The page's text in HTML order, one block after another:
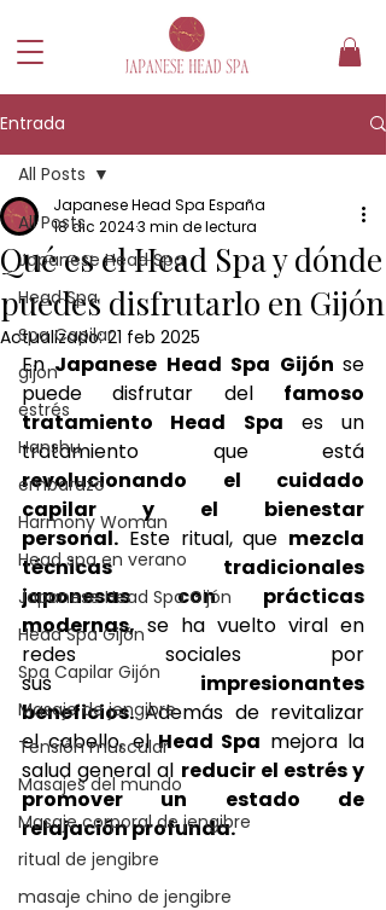
Entrada
All Posts
Japanese Head Spa
Head Spa
Spa Capilar
gijon
estrés
Hanshu
embarazo
Harmony Woman
Head spa en verano
Japanese Head Spa Gijón
Head Spa Gijón
Spa Capilar Gijón
Masaje de jengibre
Tensión muscular
Masajes del mundo
Masaje corporal de jengibre
ritual de jengibre
masaje chino de jengibre
All Posts
Qué es el Head Spa y dónde
puedes disfrutarlo en Gijón
Japanese Head Spa España
18 dic 20243 min de lectura
Actualizado:21 feb 2025
En Japanese Head Spa Gijón se
puede disfrutar del famoso
tratamiento Head Spa es un
revolucionando el cuidado
capilar y el bienestar
personal. Este ritual, que mezcla
técnicas tradicionales
japonesas con prácticas
modernas, se ha vuelto viral en
redes sociales por
sus impresionantes
beneficios. Además de revitalizar
el cabello, el Head Spa mejora la
salud general al reducir el estrés y
promover un estado de
relajación profunda.